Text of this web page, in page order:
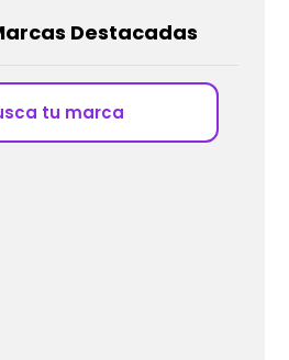
Destacadas